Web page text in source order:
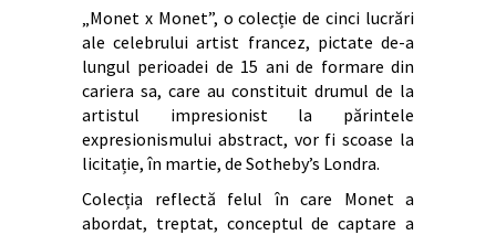
„Monet x Monet”, o colecție de cinci lucrări
ale celebrului artist francez, pictate de-a
lungul perioadei de 15 ani de formare din
cariera sa, care au constituit drumul de la
artistul impresionist la părintele
expresionismului abstract, vor fi scoase la
licitație, în martie, de Sotheby’s Londra.
Colecția reflectă felul în care Monet a
abordat, treptat, conceptul de captare a